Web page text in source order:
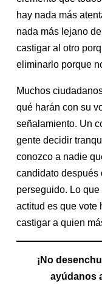
hay nada más
nada más lejano
castigar al otro
eliminarlo porque
Muchos
qué harán con su
señalamiento. Un
gente decidir
conozco a nadie
candidato después
perseguido. Lo
actitud es que vote
castigar a quien
¡No
ayúdanos